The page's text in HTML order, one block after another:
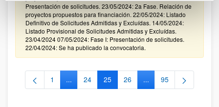
Presentación de solicitudes. 23/05/2024: 2a Fase. Relación de
proyectos propuestos para financiación. 22/05/2024: Listado
Definitivo de Solicitudes Admitidas y Excluídas. 14/05/2024:
Listado Provisional de Solicitudes Admitidas y Excluídas.
23/04/2024 07/05/2024: Fase I: Presentación de solicitudes.
22/04/2024: Se ha publicado la convocatoria.
Página
1 ...Páginas intermedias Use TAB para desplazarse.
Página
24 Página
25 Página
26 ...Páginas intermedias
Página
95